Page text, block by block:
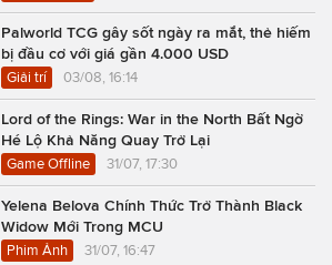
Palworld TCG gây sốt ngày ra mắt, thẻ hiếm
bị đầu cơ với giá gần 4.000 USD
Giải trí 03/08, 16:14
Lord of the Rings: War in the North Bất Ngờ
Hé Lộ Khả Năng Quay Trở Lại
Game Offline 31/07, 17:30
Yelena Belova Chính Thức Trở Thành Black
Widow Mới Trong MCU
Phim Ảnh 31/07, 16:47